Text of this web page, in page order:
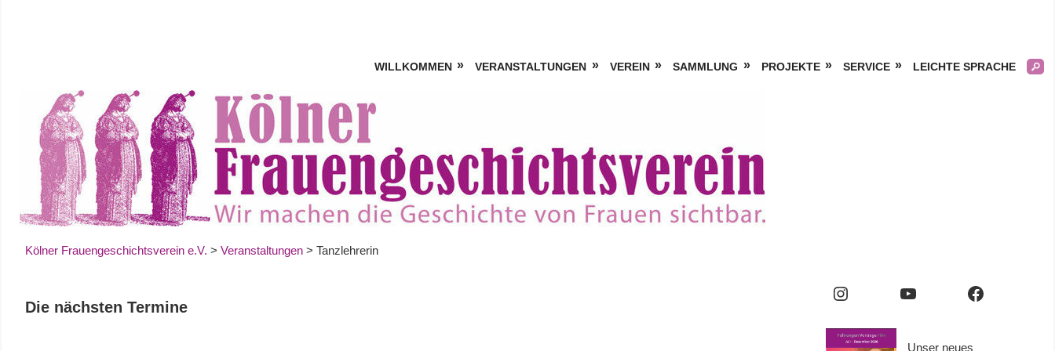
WILLKOMMEN VERANSTALTUNGEN VEREIN SAMMLUNG PROJEKTE SERVICE LEICHTE SPRACHE
Kölner Frauengeschichtsverein e.V. > Veranstaltungen > Tanzlehrerin
Die nächsten Termine
Instagram YouTube Facebook
Unser neues